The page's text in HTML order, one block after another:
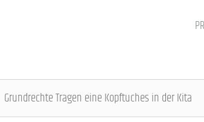
Grundrechte Tragen eine Kopftuches in der Kita